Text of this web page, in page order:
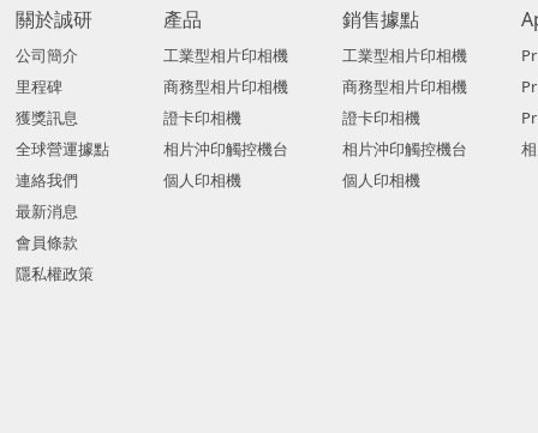
關於誠研
公司簡介
里程碑
獲獎訊息
全球營運據點
連絡我們
最新消息
會員條款
隱私權政策
產品
工業型相片印相機
商務型相片印相機
證卡印相機
相片沖印觸控機台
個人印相機
銷售據點
工業型相片印相機
商務型相片印相機
證卡印相機
相片沖印觸控機台
個人印相機